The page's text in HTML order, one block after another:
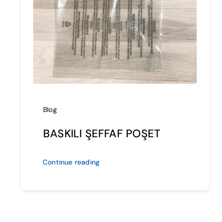
Blog
BASKILI ŞEFFAF POŞET
Continue reading